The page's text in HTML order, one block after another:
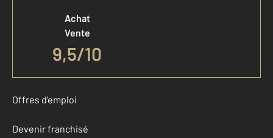
Achat
Vente
9,5/10
Offres d'emploi
Devenir franchisé